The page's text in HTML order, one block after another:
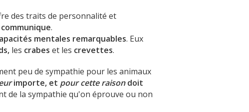
des traits de personnalité et
communique.
mentales remarquables. Eux
les crabes et les crevettes.
peu de sympathie pour les animaux
importe, et pour cette raisondoit
de la sympathie qu'on éprouve ou non